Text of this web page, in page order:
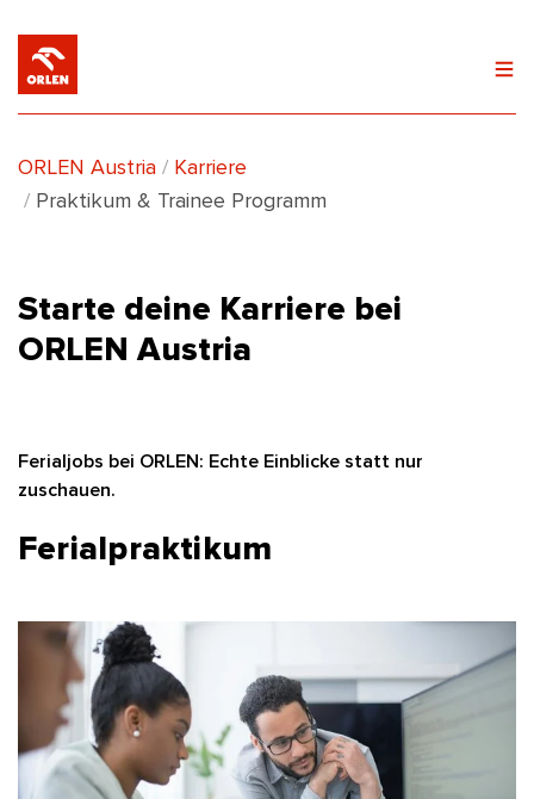
ORLEN Austria
Karriere
Praktikum & Trainee Programm
Starte deine Karriere bei
ORLEN Austria
Ferialjobs bei ORLEN: Echte Einblicke statt nur
zuschauen.
Ferialpraktikum